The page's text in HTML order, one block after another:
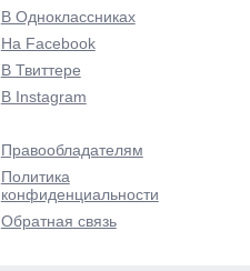
В Одноклассниках
На Facebook
В Твиттере
В Instagram
Правообладателям
Политика
конфиденциальности
Обратная связь